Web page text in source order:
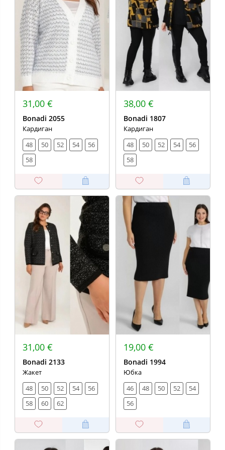
31,00 €
Bonadi 2055
Кардиган
48
50 52 54
56
58
38,00 €
Bonadi 1807
Кардиган
48
50 52 54
56
58
31,00 €
Bonadi 2133
Жакет
48
50 52 54
56
58
60 62
19,00 €
Bonadi 1994
Юбка
46
48 50 52
54
56